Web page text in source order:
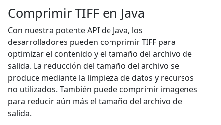
Comprimir TIFF en Java
Con nuestra potente API de Java, los
desarrolladores pueden comprimir TIFF para
optimizar el contenido y el tamaño del archivo de
salida. La reducción del tamaño del archivo se
produce mediante la limpieza de datos y recursos
no utilizados. También puede comprimir imagenes
para reducir aún más el tamaño del archivo de
salida.